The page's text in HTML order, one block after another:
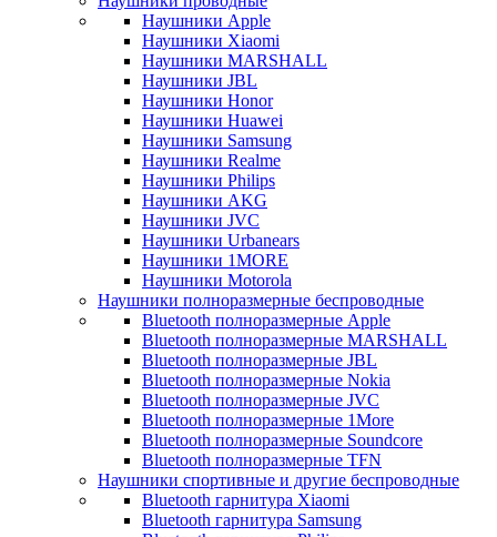
Наушники Apple
Наушники Xiaomi
Наушники MARSHALL
Наушники JBL
Наушники Honor
Наушники Huawei
Наушники Samsung
Наушники Realme
Наушники Philips
Наушники AKG
Наушники JVC
Наушники Urbanears
Наушники 1MORE
Наушники Motorola
Наушники полноразмерные беспроводные
Bluetooth полноразмерные Apple
Bluetooth полноразмерные MARSHALL
Bluetooth полноразмерные JBL
Bluetooth полноразмерные Nokia
Bluetooth полноразмерные JVC
Bluetooth полноразмерные 1More
Bluetooth полноразмерные Soundcore
Bluetooth полноразмерные TFN
Наушники спортивные и другие беспроводные
Bluetooth гарнитура Xiaomi
Bluetooth гарнитура Samsung